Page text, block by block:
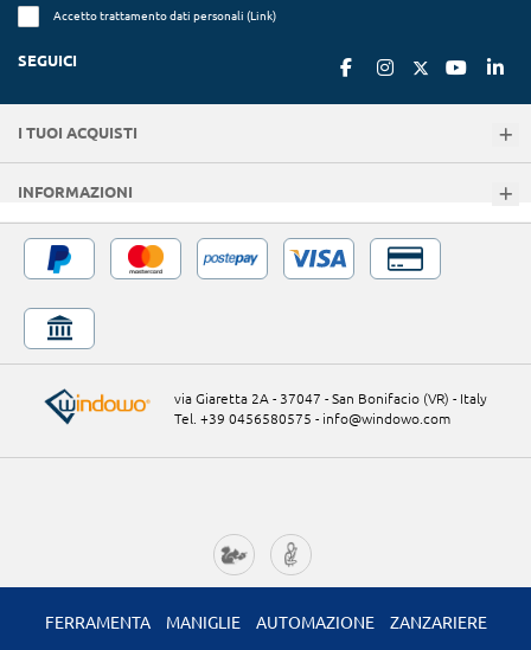
Accetto trattamento dati personali (Link)
SEGUICI
I TUOI ACQUISTI
INFORMAZIONI
via Giaretta 2A - 37047 - San Bonifacio (VR) - Italy
Tel. +39 0456580575 - info@windowo.com
FERRAMENTA MANIGLIE AUTOMAZIONE
ZANZARIERE